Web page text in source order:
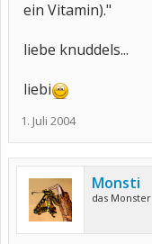
ein Vitamin)."
liebe knuddels...
liebi
1. Juli 2004
Monsti
das Monster